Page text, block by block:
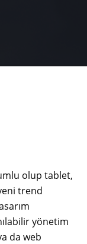
olup tablet,
trend
yönetim
da web